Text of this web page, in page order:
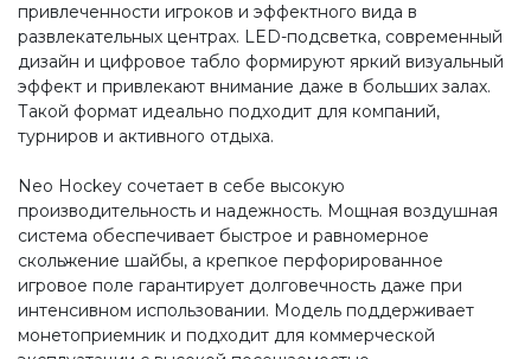
привлеченности игроков и эффектного вида в
развлекательных центрах. LED-подсветка, современный
дизайн и цифровое табло формируют яркий визуальный
эффект и привлекают внимание даже в больших залах.
Такой формат идеально подходит для компаний,
турниров и активного отдыха.
Neo Hockey сочетает в себе высокую
производительность и надежность. Мощная воздушная
система обеспечивает быстрое и равномерное
скольжение шайбы, а крепкое перфорированное
игровое поле гарантирует долговечность даже при
интенсивном использовании. Модель поддерживает
монетоприемник и подходит для коммерческой